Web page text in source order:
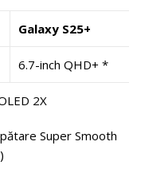
Galaxy S25+
6.7-inch QHD+ *
2X
Super Smooth